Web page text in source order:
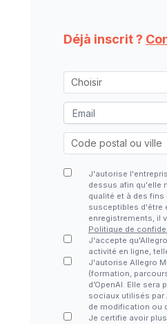
Déjà inscrit ?
J'autorise
dessus afin qu'elle
qualité et à des
susceptibles d'être
enregistrements, il
Politique de
J'accepte
activité en ligne,
J'autorise Allegro
(formation,
d’OpenAI. Elle
sociaux utilisés par
de modification ou
Je certifie avoir